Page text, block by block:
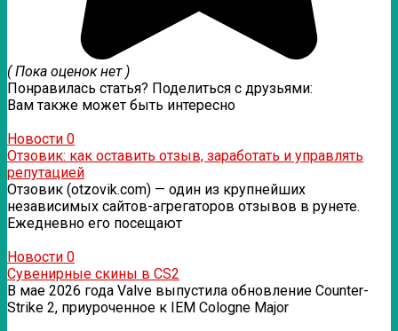
( Пока оценок нет )
Понравилась статья? Поделиться с друзьями:
Вам также может быть интересно
Новости 0
Отзовик: как оставить отзыв, заработать и управлять
репутацией
Отзовик (otzovik.com) — один из крупнейших
независимых сайтов-агрегаторов отзывов в рунете.
Ежедневно его посещают
Новости 0
Сувенирные скины в CS2
В мае 2026 года Valve выпустила обновление Counter-
Strike 2, приуроченное к IEM Cologne Major